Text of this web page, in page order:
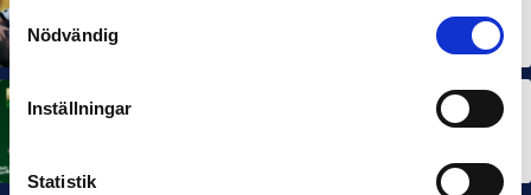
Samtyckesval
Nödvändig
Inställningar
Statistik
Dubbla Landskrona-priser när juni summeras